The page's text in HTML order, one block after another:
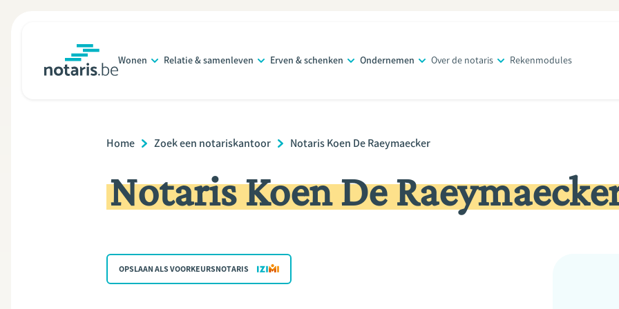
Wonen Relatie & samenleven Erven & schenken Ondernemen Over de notaris Rekenmodules
Breadcrumb
Home Zoek een notariskantoor Notaris Koen De Raeymaecker
Notaris Koen De
OPSLAAN ALS VOORKEURSNOTARIS